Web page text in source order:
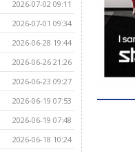
2026-07-02 09:11
2026-07-01 09:34
2026-06-28 19:44
2026-06-26 21:26
2026-06-23 09:27
2026-06-19 07:53
2026-06-19 07:48
2026-06-18 10:24